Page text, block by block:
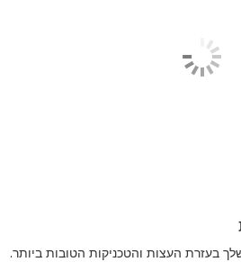
בעזרת העצות והטכניקות הטובות ביותר.